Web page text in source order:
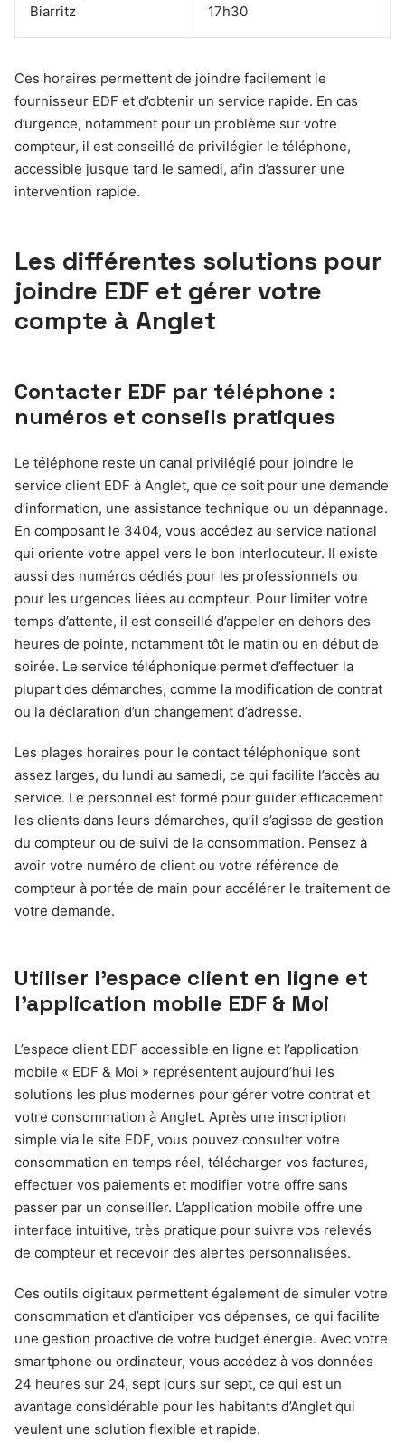
Biarritz
17h30
Ces horaires permettent de joindre facilement le
fournisseur EDF et d’obtenir un service rapide. En cas
d’urgence, notamment pour un problème sur votre
compteur, il est conseillé de privilégier le téléphone,
accessible jusque tard le samedi, afin d’assurer une
intervention rapide.
Les différentes solutions pour
joindre EDF et gérer votre
compte à Anglet
Contacter EDF par téléphone :
numéros et conseils pratiques
Le téléphone reste un canal privilégié pour joindre le
service client EDF à Anglet, que ce soit pour une demande
d’information, une assistance technique ou un dépannage.
En composant le 3404, vous accédez au service national
qui oriente votre appel vers le bon interlocuteur. Il existe
aussi des numéros dédiés pour les professionnels ou
pour les urgences liées au compteur. Pour limiter votre
temps d’attente, il est conseillé d’appeler en dehors des
heures de pointe, notamment tôt le matin ou en début de
soirée. Le service téléphonique permet d’effectuer la
plupart des démarches, comme la modification de contrat
ou la déclaration d’un changement d’adresse.
Les plages horaires pour le contact téléphonique sont
assez larges, du lundi au samedi, ce qui facilite l’accès au
service. Le personnel est formé pour guider efficacement
les clients dans leurs démarches, qu’il s’agisse de gestion
du compteur ou de suivi de la consommation. Pensez à
avoir votre numéro de client ou votre référence de
compteur à portée de main pour accélérer le traitement de
votre demande.
Utiliser l’espace client en ligne et
l’application mobile EDF & Moi
L’espace client EDF accessible en ligne et l’application
mobile « EDF & Moi » représentent aujourd’hui les
solutions les plus modernes pour gérer votre contrat et
votre consommation à Anglet. Après une inscription
simple via le site EDF, vous pouvez consulter votre
consommation en temps réel, télécharger vos factures,
effectuer vos paiements et modifier votre offre sans
passer par un conseiller. L’application mobile offre une
interface intuitive, très pratique pour suivre vos relevés
de compteur et recevoir des alertes personnalisées.
Ces outils digitaux permettent également de simuler votre
consommation et d’anticiper vos dépenses, ce qui facilite
une gestion proactive de votre budget énergie. Avec votre
smartphone ou ordinateur, vous accédez à vos données
24 heures sur 24, sept jours sur sept, ce qui est un
avantage considérable pour les habitants d’Anglet qui
veulent une solution flexible et rapide.